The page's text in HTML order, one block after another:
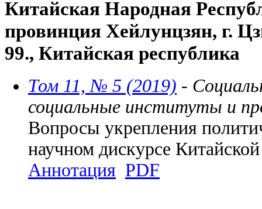
Китайская Народная
провинция Хейлунцзян, г.
99., Китайская республика
Том 11, № 5 (2019) -
социальные институты и
Вопросы укрепления
научном дискурсе
Аннотация PDF